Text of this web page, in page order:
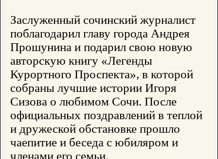
Заслуженный сочинский журналист
поблагодарил главу города Андрея
Прошунина и подарил свою новую
авторскую книгу «Легенды
Курортного Проспекта», в которой
собраны лучшие истории Игоря
Сизова о любимом Сочи. После
официальных поздравлений в теплой
и дружеской обстановке прошло
чаепитие и беседа с юбиляром и
членами его семьи.